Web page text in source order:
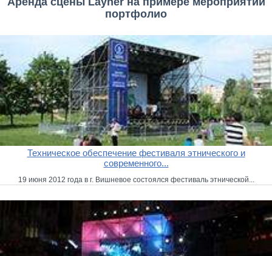
портфолио
Техническое обеспечение фестиваля этнического и
современного...
19 июня 2012 года в г. Вишневое состоялся фестиваль этнической...